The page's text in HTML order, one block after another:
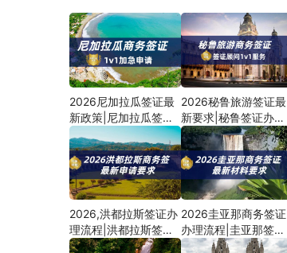
2026尼加拉瓜签证最
新政策|尼加拉瓜签证
办理流程
2026秘鲁旅游签证最
新要求|秘鲁签证办理
流程
2026,洪都拉斯签证办
理流程|洪都拉斯签证
申请材料
2026圭亚那商务签证
办理流程|圭亚那签证
最新政策